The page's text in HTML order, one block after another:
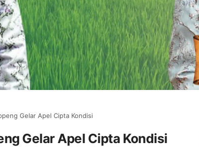
Gelar Apel Cipta Kondisi
Gelar Apel Cipta Kondisi